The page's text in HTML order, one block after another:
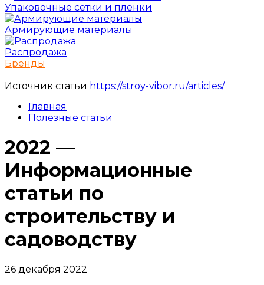
Упаковочные сетки и пленки
Армирующие материалы
Распродажа
Бренды
Источник статьи https://stroy-vibor.ru/articles/
Главная
Полезные статьи
2022 —
Информационные
статьи по
строительству и
садоводству
26 декабря 2022